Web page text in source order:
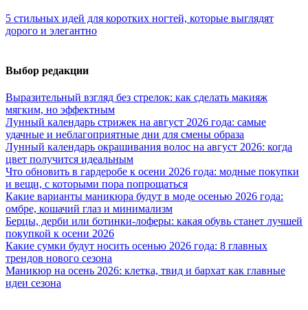
5 стильных идей для коротких ногтей, которые выглядят
дорого и элегантно
Выбор редакции
Выразительный взгляд без стрелок: как сделать макияж
мягким, но эффектным
Лунный календарь стрижек на август 2026 года: самые
удачные и неблагоприятные дни для смены образа
Лунный календарь окрашивания волос на август 2026: когда
цвет получится идеальным
Что обновить в гардеробе к осени 2026 года: модные покупки
и вещи, с которыми пора попрощаться
Какие варианты маникюра будут в моде осенью 2026 года:
омбре, кошачий глаз и минимализм
Берцы, дерби или ботинки-лоферы: какая обувь станет лучшей
покупкой к осени 2026
Какие сумки будут носить осенью 2026 года: 8 главных
трендов нового сезона
Маникюр на осень 2026: клетка, твид и бархат как главные
идеи сезона